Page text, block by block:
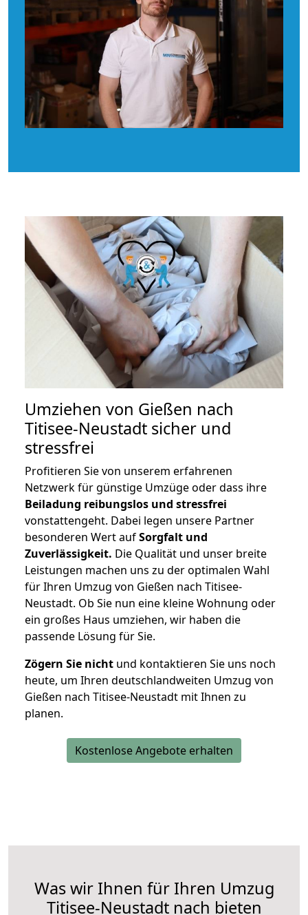
Umziehen von Gießen nach
Titisee-Neustadt sicher und
stressfrei
Profitieren Sie von unserem erfahrenen
Netzwerk für günstige Umzüge oder dass ihre
Beiladung reibungslos und stressfrei
vonstattengeht. Dabei legen unsere Partner
besonderen Wert aufSorgfalt und
Zuverlässigkeit. Die Qualität und unser breite
Leistungen machen uns zu der optimalen Wahl
für Ihren Umzug von Gießen nach Titisee-
Neustadt. Ob Sie nun eine kleine Wohnung oder
ein großes Haus umziehen, wir haben die
passende Lösung für Sie.
Zögern Sie nicht und kontaktieren Sie uns noch
heute, um Ihren deutschlandweiten Umzug von
Gießen nach Titisee-Neustadt mit Ihnen zu
planen.
Kostenlose Angebote erhalten
Was wir Ihnen für Ihren Umzug
Titisee-Neustadt nach bieten